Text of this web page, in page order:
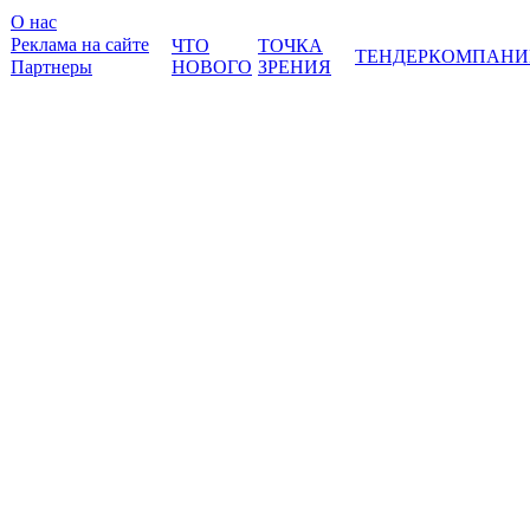
О нас
Реклама на сайте
Партнеры
ЧТО
НОВОГО
ТОЧКА
ЗРЕНИЯ
ТЕНДЕР